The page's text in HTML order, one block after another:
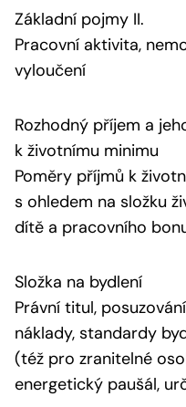
Základní pojmy II.
Pracovní aktivita,
vyloučení
Rozhodný příjem a
k životnímu minimu
Poměry příjmů k
s ohledem na složku
dítě a pracovního
Složka na bydlení
Právní titul,
náklady, standardy
(též pro zranitelné
energetický paušál,